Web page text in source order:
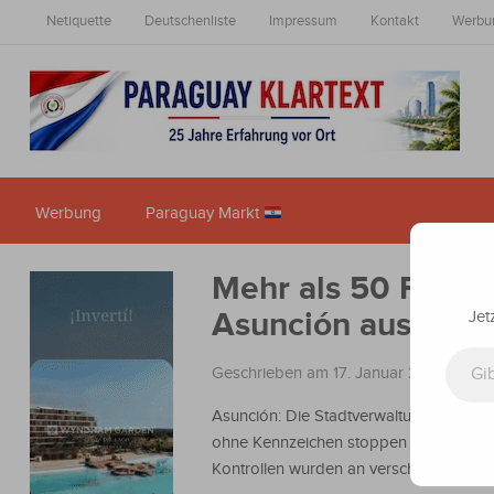
Netiquette Deutschenliste Impressum Kontakt
Werbung Paraguay Markt
Mehr als 50
Asunción aus
Geschrieben am 17. Januar 2011
Asunción: Die Stadtverwaltung von
ohne Kennzeichen stoppen sollte,
Kontrollen wurden an verschiedenen